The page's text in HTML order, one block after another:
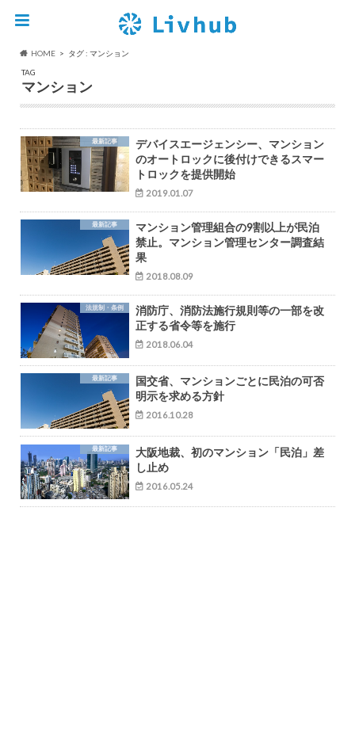
HOME
タグ : マンション
TAG
マンション
最新記事
デバイスエージェンシー、マンション
のオートロックに後付けできるスマー
トロックを提供開始
2019.01.07
最新記事
マンション管理組合の9割以上が民泊
禁止。マンション管理センター調査結
果
2018.08.09
法規制・条例
消防庁、消防法施行規則等の一部を改
正する省令等を施行
2018.06.04
最新記事
国交省、マンションごとに民泊の可否
明示を求める方針
2016.10.28
最新記事
大阪地裁、初のマンション「民泊」差
し止め
2016.05.24